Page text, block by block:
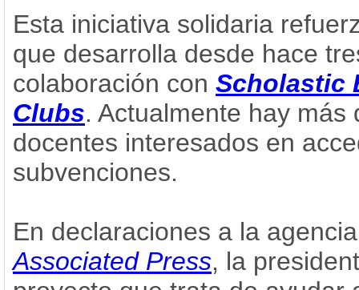
Esta iniciativa solidaria
que desarrolla desde hace
colaboración con Scholastic
Clubs. Actualmente hay más
docentes interesados en
subvenciones.
En declaraciones a la agencia
Associated Press, la